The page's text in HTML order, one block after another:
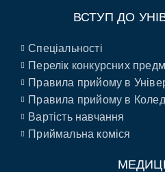
ВСТУП ДО
Спеціальності
Перелік конкурсних
Правила прийому в
Правила прийому в
Вартість навчання
Приймальна коміся